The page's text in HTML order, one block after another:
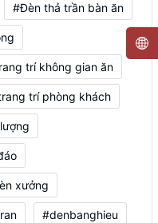
#Đèn thả trần bàn ăn
trí không gian ăn
trí phòng khách
xưởng
#denbanghieu